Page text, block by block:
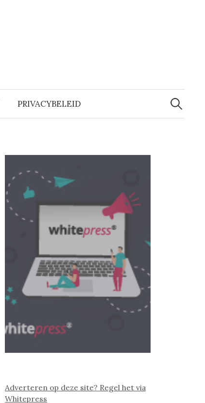
PRIVACYBELEID
Zoeken
naar:
Adverteren op deze site? Regel het via
Whitepress